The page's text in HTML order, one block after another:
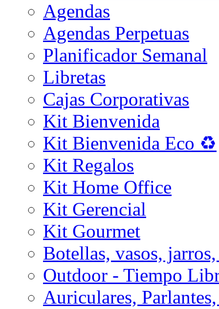
Agendas
Agendas Perpetuas
Planificador Semanal
Libretas
Cajas Corporativas
Kit Bienvenida
Kit Bienvenida Eco ♻️
Kit Regalos
Kit Home Office
Kit Gerencial
Kit Gourmet
Botellas, vasos,
Outdoor - Tiempo
Auriculares,